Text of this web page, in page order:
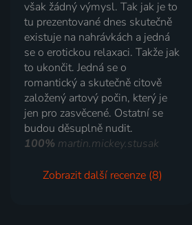
však žádný výmysl. Tak jak je to
tu prezentované dnes skutečně
existuje na nahrávkách a jedná
se o erotickou relaxaci. Takže jak
to ukončit. Jedná se o
romantický a skutečně citově
založený artový počin, který je
jen pro zasvěcené. Ostatní se
budou děsuplně nudit.
100% martin.mickey.stusak
Zobrazit další recenze (8)